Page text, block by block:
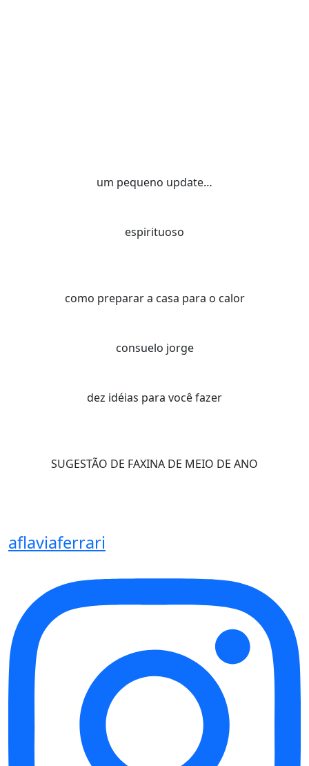
um pequeno update…
espirituoso
como preparar a casa para o calor
consuelo jorge
dez idéias para você fazer
SUGESTÃO DE FAXINA DE MEIO DE ANO
aflaviaferrari